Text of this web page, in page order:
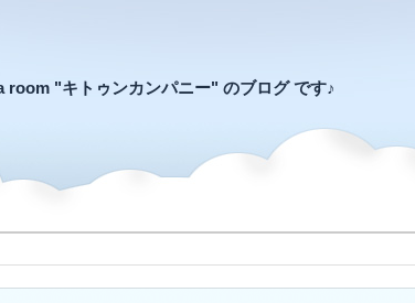
room "キトゥンカンパニー" のブログ です♪